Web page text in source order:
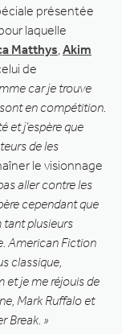
présentée
laquelle
Matthys Akim
de
car je trouve
en compétition.
et j’espère que
de les
le visionnage
aller contre les
cependant que
tant plusieurs
American Fiction
classique,
et je me réjouis de
Mark Ruffalo et
Break. »